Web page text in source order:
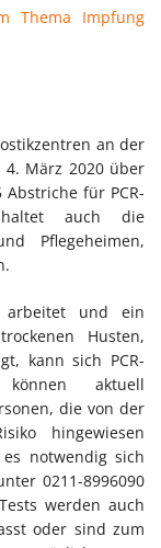
Thema Impfung
an der
März 2020 über
für PCR-
auch die
Pflegeheimen,
arbeitet und ein
Husten,
kann sich PCR-
aktuell
die von der
hingewiesen
notwendig sich
0211-8996090
werden auch
oder sind zum